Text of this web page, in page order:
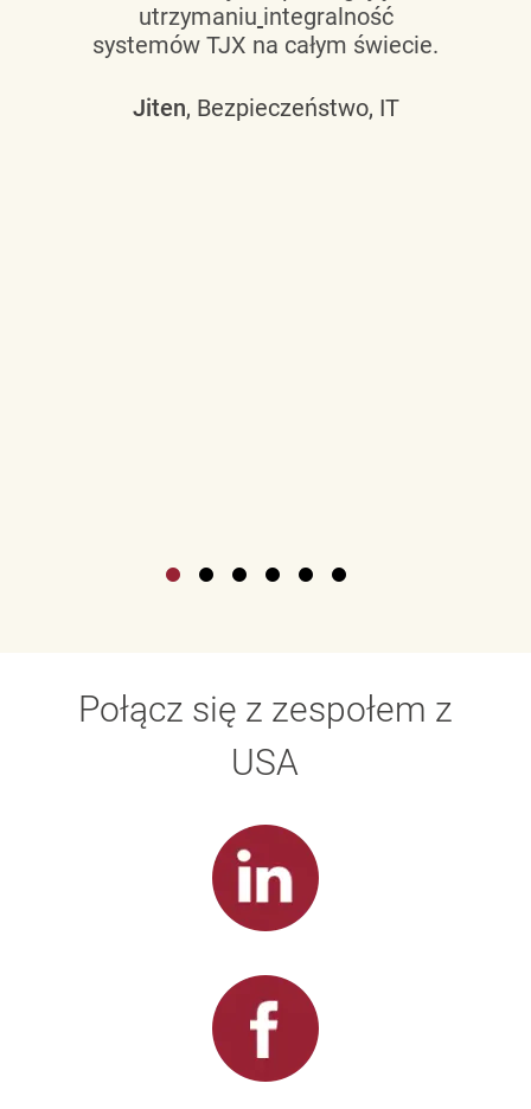
utrzymaniu integralność
systemów TJX na całym świecie.
Jiten, Bezpieczeństwo, IT
Połącz się z zespołem z
USA